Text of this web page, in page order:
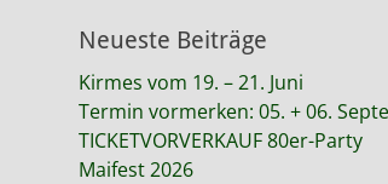
Neueste Beiträge
Kirmes vom 19. – 21. Juni
Termin vormerken: 05. + 06.
TICKETVORVERKAUF 80er-Party
Maifest 2026